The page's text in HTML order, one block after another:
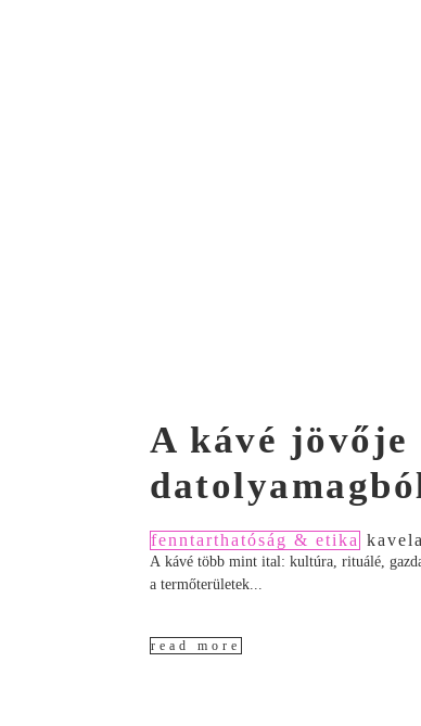
A kávé
fenntarthatóság & etika
A kávé több mint ital: kultúra, rituálé,
a termőterületek...
read more